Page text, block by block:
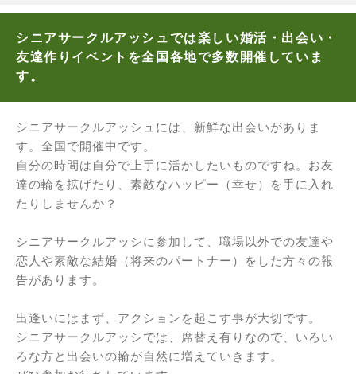
シニアサークルアッシュでは楽しい婚活・出会い・
友達作りイベントを全国各地で多数開催していま
す。
シニアサークルアッシュには、新鮮な出会いがありま
す。全国で開催中です。
自分の時間は自分で上手に活かしたいものですね。お友
達の輪を拡げたり、素敵なハッピー（幸せ）を手に入れ
たりしませんか？
シニアサークルアッシに参加して、職場以外での友達や
恋人や素敵な結婚（将来のパートナー）をした方々の報
告があります。
出逢いにはまず、アクションを起こす事が大切です。
シニアサークルアッシでは、席替え有りなので、いろい
ろな方と出会いの輪が自然に増えていきます。